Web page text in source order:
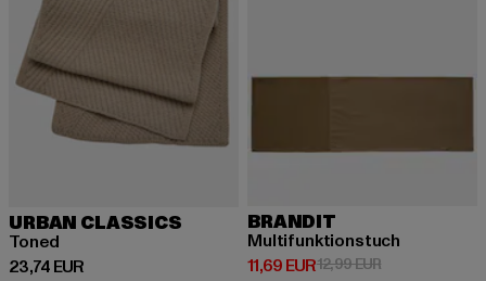
URBAN CLASSICS
Toned
23,74 EUR
Derzeitiger Preis: 23,74 EUR
BRANDIT
Multifunktionstuch
11,69 EUR
Derzeitiger Preis: 11,69 EUR
12,99 EURAktionspreis: